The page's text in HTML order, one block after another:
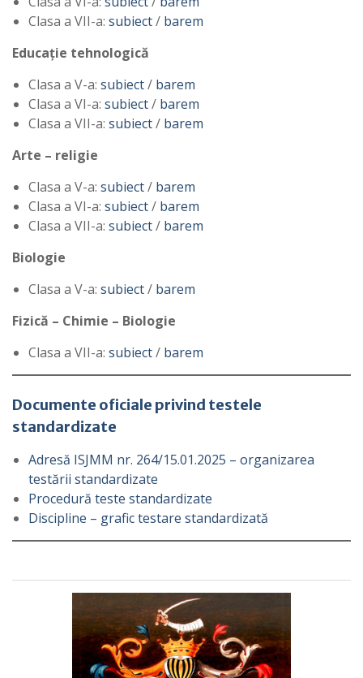
Clasa a VII-a: subiect/ barem
Educație tehnologică
Clasa a V-a: subiect/ barem
Clasa a VI-a: subiect/ barem
Clasa a VII-a: subiect/ barem
Arte – religie
Clasa a V-a: subiect/ barem
Clasa a VI-a: subiect/ barem
Clasa a VII-a: subiect/ barem
Biologie
Clasa a V-a: subiect/ barem
Fizică – Chimie – Biologie
Clasa a VII-a: subiect/ barem
Documente oficiale privind testele
standardizate
Adresă ISJMM nr. 264/15.01.2025 – organizarea
testării standardizate
Procedură teste standardizate
Discipline – grafic testare standardizată